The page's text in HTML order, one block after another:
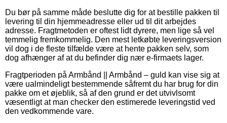
Du bør på samme måde beslutte dig for at bestille pakken til
levering til din hjemmeadresse eller ud til dit arbejdes
adresse. Fragtmetoden er oftest lidt dyrere, men lige så vel
temmelig fremkommelig. Den mest letkøbte leveringsversion
vil dog i de fleste tilfælde være at hente pakken selv, som
dog afhænger af at du befinder dig nær e-firmaets lager.
Fragtperioden på Armbånd || Armbånd – guld kan vise sig at
være ualmindeligt bestemmende såfremt du har brug for din
pakke om et øjeblik, så af den grund er det utvivlsomt
væsentligt at man checker den estimerede leveringstid ved
den vedkommende vare.